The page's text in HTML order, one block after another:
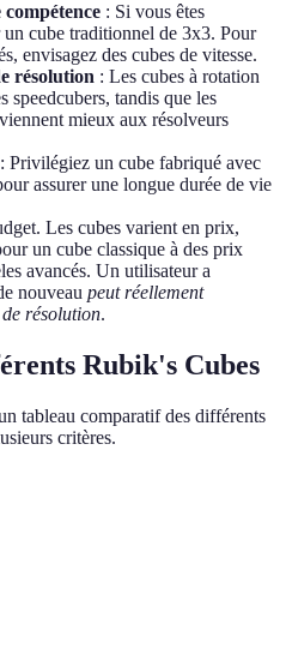
: Si vous êtes
cube traditionnel de 3x3. Pour
envisagez des cubes de vitesse.
résolution : Les cubes à rotation
speedcubers, tandis que les
mieux aux résolveurs
: Privilégiez un cube fabriqué avec
assurer une longue durée de vie
Les cubes varient en prix,
un cube classique à des prix
avancés. Un utilisateur a
nouveau peut réellement
résolution.
Rubik's Cubes
tableau comparatif des différents
critères.